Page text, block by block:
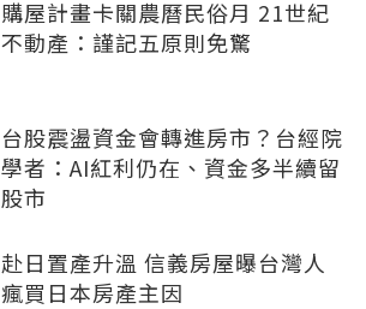
購屋計畫卡關農曆民俗月 21世紀
不動產：謹記五原則免驚
台股震盪資金會轉進房市？台經院
學者：AI紅利仍在、資金多半續留
股市
赴日置產升溫 信義房屋曝台灣人
瘋買日本房產主因